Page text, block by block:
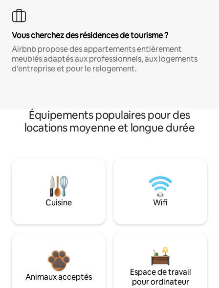
Vous cherchez des résidences de tourisme ?
Airbnb propose des appartements entièrement
meublés adaptés aux professionnels, aux logements
d'entreprise et pour le relogement.
Équipements populaires pour des
locations moyenne et longue durée
Cuisine Wifi
Animaux acceptés
Espace de travail
pour ordinateur